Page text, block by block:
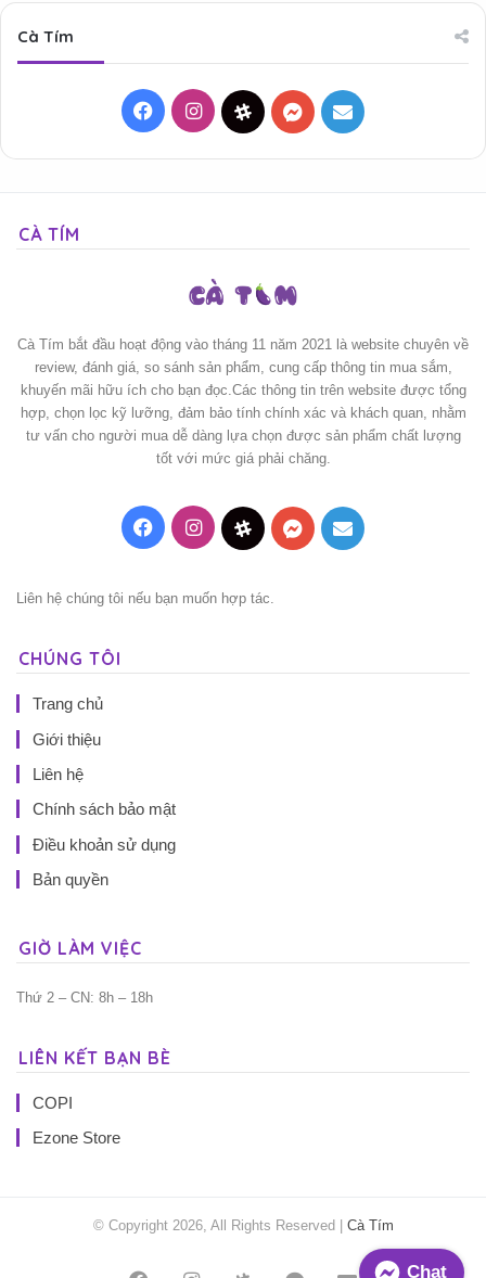
Cà Tím
FacebookInstagramThreadsMessenger
Mail
CÀ TÍM
Cà Tím bắt đầu hoạt động vào tháng 11 năm 2021 là website chuyên về
review, đánh giá, so sánh sản phẩm, cung cấp thông tin mua sắm,
khuyến mãi hữu ích cho bạn đọc.Các thông tin trên website được tổng
hợp, chọn lọc kỹ lưỡng, đảm bảo tính chính xác và khách quan, nhằm
tư vấn cho người mua dễ dàng lựa chọn được sản phẩm chất lượng
tốt với mức giá phải chăng.
FacebookInstagramThreadsMessenger
Mail
Liên hệ chúng tôi nếu bạn muốn hợp tác.
CHÚNG TÔI
Trang chủ
Giới thiệu
Liên hệ
Chính sách bảo mật
Điều khoản sử dụng
Bản quyền
GIỜ LÀM VIỆC
Thứ 2 – CN: 8h – 18h
LIÊN KẾT BẠN BÈ
COPI
Ezone Store
© Copyright 2026, All Rights Reserved | Cà Tím
Chat